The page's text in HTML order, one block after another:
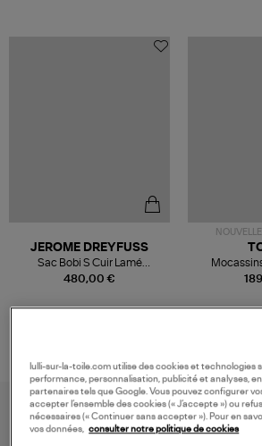
480,00 €
JEROME DREYFUSS
Sac Bobi S Cuir Lamé
Champagne
lulli-sur-la-toile.com utilise des cookies et technologies
performance, personnalisation, publicité et analyses,
partenaires tels que Google. Vous pouvez configurer
accepter l’ensemble des cookies (« J’accepte ») ou
nécessaires (« Continuer sans accepter »). Pour en
vos données, consulter notre politique de cookies